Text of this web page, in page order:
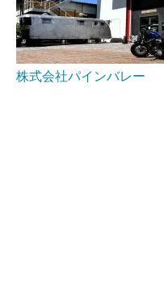
株式会社パインバレー